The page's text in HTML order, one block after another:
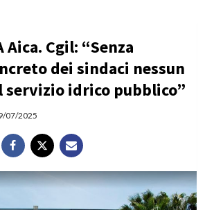
Aica. Cgil: “Senza
dei sindaci nessun
idrico pubblico”
07/2025